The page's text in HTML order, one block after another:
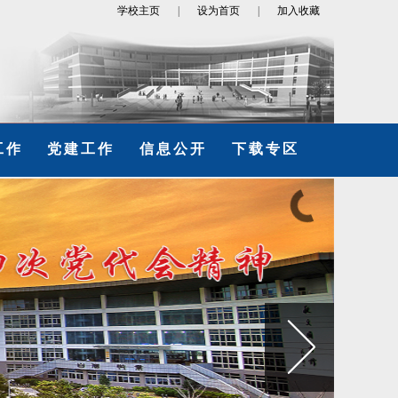
学校主页 设为首页 加入收藏
作 党建工作 信息公开 下载专区